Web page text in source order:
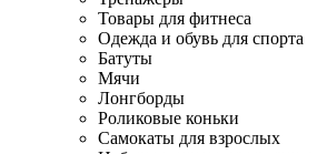
Товары для фитнеса
Одежда и обувь для спорта
Батуты
Мячи
Лонгборды
Роликовые коньки
Самокаты для взрослых